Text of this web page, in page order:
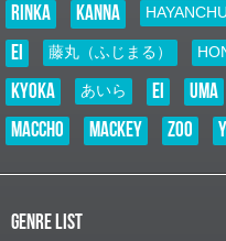
2026.01.01
E–Nニュース
お知らせ
未分類
謹賀新年
新年あけましておめでとうござ
難うございました 本年も一つず
の笑顔と感動をクリエイトして
撻のほど 宜しく…
2025.11.07
NEW LESSON
RINKA
KANNA
EI
藤丸（ふじまる）
kyoka
あいら EI UMA
MACCHO MACKEY ZOO
GENRE LIST